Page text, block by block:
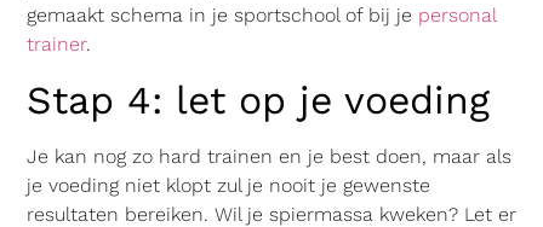
gemaakt schema in je sportschool of bij je personal
trainer.
Stap 4: let op je voeding
Je kan nog zo hard trainen en je best doen, maar als
je voeding niet klopt zul je nooit je gewenste
resultaten bereiken. Wil je spiermassa kweken? Let er